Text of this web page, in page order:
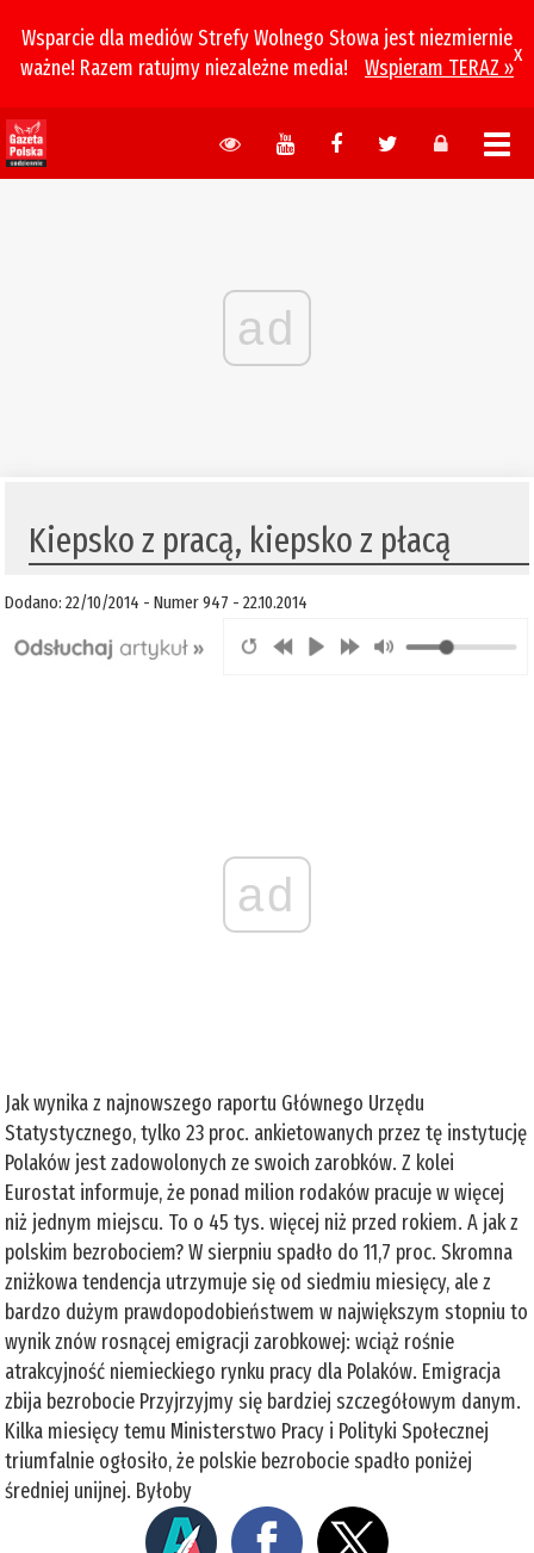
Wsparcie dla mediów Strefy Wolnego Słowa jest niezmiernie
ważne! Razem ratujmy niezależne media!
Wspieram TERAZ »
x
ad
Kiepsko z pracą, kiepsko z płacą
Dodano: 22/10/2014 - Numer 947 - 22.10.2014
ad
Jak wynika z najnowszego raportu Głównego Urzędu
Statystycznego, tylko 23 proc. ankietowanych przez tę instytucję
Polaków jest zadowolonych ze swoich zarobków. Z kolei
Eurostat informuje, że ponad milion rodaków pracuje w więcej
niż jednym miejscu. To o 45 tys. więcej niż przed rokiem. A jak z
polskim bezrobociem? W sierpniu spadło do 11,7 proc. Skromna
zniżkowa tendencja utrzymuje się od siedmiu miesięcy, ale z
bardzo dużym prawdopodobieństwem w największym stopniu to
wynik znów rosnącej emigracji zarobkowej: wciąż rośnie
atrakcyjność niemieckiego rynku pracy dla Polaków. Emigracja
zbija bezrobocie Przyjrzyjmy się bardziej szczegółowym danym.
Kilka miesięcy temu Ministerstwo Pracy i Polityki Społecznej
triumfalnie ogłosiło, że polskie bezrobocie spadło poniżej
średniej unijnej. Byłoby